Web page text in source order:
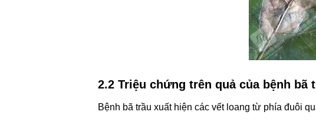
2.2 Triệu chứng trên quả của bệnh bã
Bệnh bã trầu xuất hiện các vết loang từ phía đuôi